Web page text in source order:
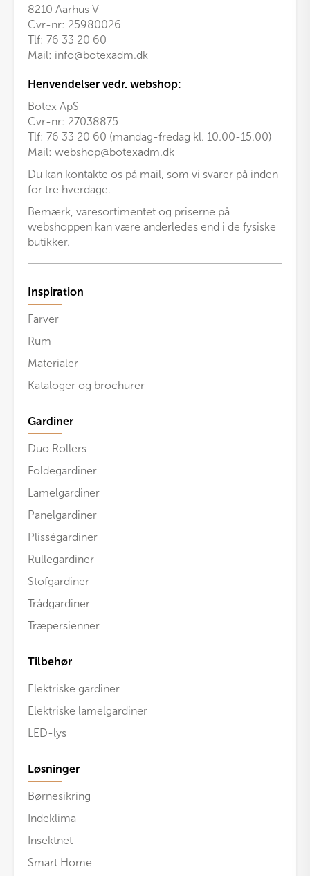
8210 Aarhus V
Cvr-nr: 25980026
Tlf: 76 33 20 60
Mail: info@botexadm.dk
Henvendelser vedr. webshop:
Botex ApS
Cvr-nr: 27038875
Tlf: 76 33 20 60 (mandag-fredag kl. 10.00-15.00)
Mail: webshop@botexadm.dk
Du kan kontakte os på mail, som vi svarer på inden
for tre hverdage.
Bemærk, varesortimentet og priserne på
webshoppen kan være anderledes end i de fysiske
butikker.
Inspiration
Farver
Rum
Materialer
Kataloger og brochurer
Gardiner
Duo Rollers
Foldegardiner
Lamelgardiner
Panelgardiner
Plisségardiner
Rullegardiner
Stofgardiner
Trådgardiner
Træpersienner
Tilbehør
Elektriske gardiner
Elektriske lamelgardiner
LED-lys
Løsninger
Børnesikring
Indeklima
Insektnet
Smart Home